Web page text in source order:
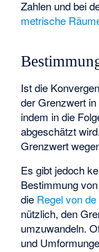
Zahlen und bei
metrische
Ist die
der Grenzwert
indem in die
abgeschätzt
Grenzwert
Es gibt jedoch
Bestimmung
die Regel von de
nützlich, den
umzuwandeln.
und